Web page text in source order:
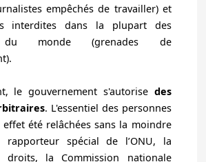
empêchés de travailler) et
interdites dans la plupart des
du monde (grenades de
le gouvernement s'autorise des
. L'essentiel des personnes
été relâchées sans la moindre
rapporteur spécial de l’ONU, la
droits, la Commission nationale